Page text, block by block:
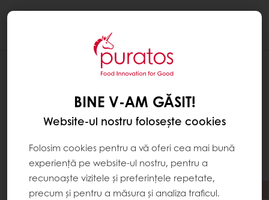
BINE V-AM GĂSIT!
Website-ul nostru folosește cookies
Folosim cookies pentru a vă oferi cea mai bună
experiență pe website-ul nostru, pentru a
recunoaște vizitele și preferințele repetate,
precum și pentru a măsura și analiza traficul.